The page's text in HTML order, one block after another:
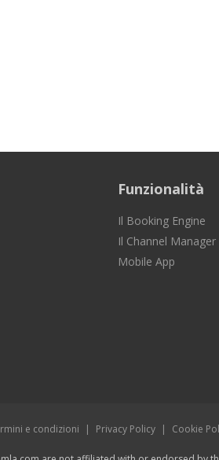
Funzionalità
Il Booking Engine
Il Channel Manager
Mobile App
e condizioni | Privacy Policy | Cookie